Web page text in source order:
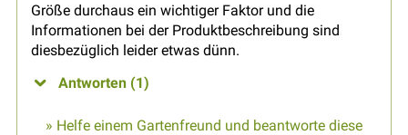
Größe durchaus ein wichtiger Faktor und die
Informationen bei der Produktbeschreibung sind
diesbezüglich leider etwas dünn.
Antworten (1)
» Helfe einem Gartenfreund und beantworte diese